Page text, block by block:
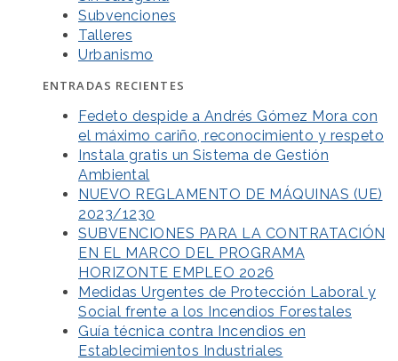
Subvenciones
Talleres
Urbanismo
ENTRADAS RECIENTES
Fedeto despide a Andrés Gómez Mora con
el máximo cariño, reconocimiento y respeto
Instala gratis un Sistema de Gestión
Ambiental
NUEVO REGLAMENTO DE MÁQUINAS (UE)
2023/1230
SUBVENCIONES PARA LA CONTRATACIÓN
EN EL MARCO DEL PROGRAMA
HORIZONTE EMPLEO 2026
Medidas Urgentes de Protección Laboral y
Social frente a los Incendios Forestales
Guía técnica contra Incendios en
Establecimientos Industriales